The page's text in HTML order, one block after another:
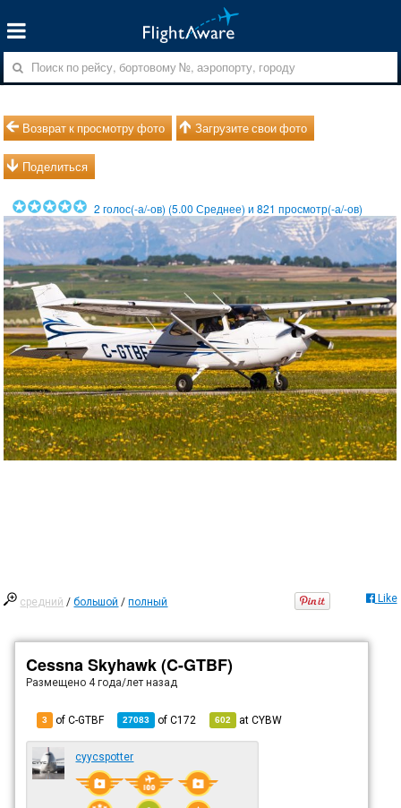
Возврат к просмотру фото Загрузите свои фото
Поделиться
2 голос(-а/-ов) (5.00 Среднее) и821 просмотр(-а/-ов)
средний /большой /полный Like
Cessna Skyhawk (C-GTBF)
Размещено 4 года/лет назад
3 of C-GTBF 27083 ofC172 602 atCYBW
cyycspotter